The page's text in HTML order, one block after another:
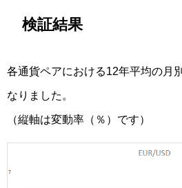
検証結果
各通貨ペアにおける12年平均の月
なりました。
（縦軸は変動率（％）です）